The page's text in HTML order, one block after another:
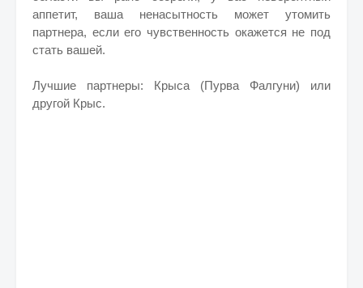
аппетит, ваша ненасытность может утомить
партнера, если его чувственность окажется не под
стать вашей.
Лучшие партнеры: Крыса (Пурва Фалгуни) или
другой Крыс.